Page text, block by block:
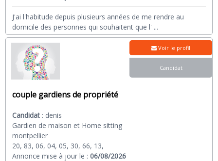
J'ai l'habitude depuis plusieurs années de me rendre au
domicile des personnes qui souhaitent que l' ...
couple gardiens de propriété
Candidat : denis
Gardien de maison et Home sitting
montpellier
20, 83, 06, 04, 05, 30, 66, 13,
Annonce mise à jour le :06/08/2026
Voir le profil
Candidat